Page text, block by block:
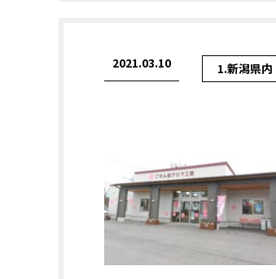
2021.03.10 1.新潟県内